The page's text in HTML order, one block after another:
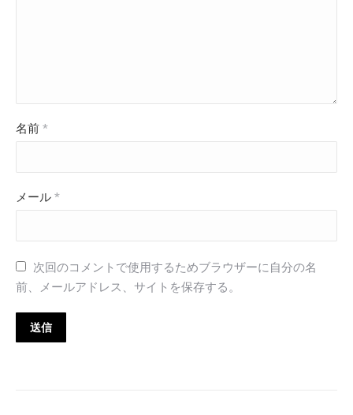
名前 *
メール *
次回のコメントで使用するためブラウザーに自分の名
前、メールアドレス、サイトを保存する。